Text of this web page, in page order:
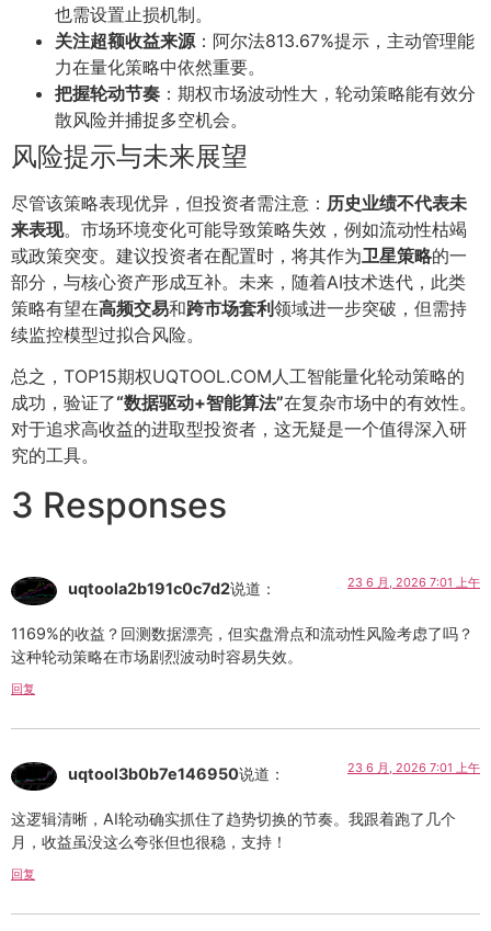
也需设置止损机制。
关注超额收益来源 ：阿尔法813.67%提示，主动管理能
力在量化策略中依然重要。
把握轮动节奏 ：期权市场波动性大，轮动策略能有效分
散风险并捕捉多空机会。
风险提示与未来展望
尽管该策略表现优异，但投资者需注意： 历史业绩不代表未
来表现。市场环境变化可能导致策略失效，例如流动性枯竭
或政策突变。建议投资者在配置时，将其作为卫星策略的一
部分，与核心资产形成互补。未来，随着AI技术迭代，此类
策略有望在高频交易和跨市场套利领域进一步突破，但需持
续监控模型过拟合风险。
总之，TOP15期权UQTOOL.COM人工智能量化轮动策略的
成功，验证了“数据驱动+智能算法”在复杂市场中的有效性。
对于追求高收益的进取型投资者，这无疑是一个值得深入研
究的工具。
3 Responses
uqtoola2b191c0c7d2说道： 23 6 月, 2026 7:01 上午
1169%的收益？回测数据漂亮，但实盘滑点和流动性风险考虑了吗？
这种轮动策略在市场剧烈波动时容易失效。
回复
uqtool3b0b7e146950说道： 23 6 月, 2026 7:01 上午
这逻辑清晰，AI轮动确实抓住了趋势切换的节奏。我跟着跑了几个
月，收益虽没这么夸张但也很稳，支持！
回复